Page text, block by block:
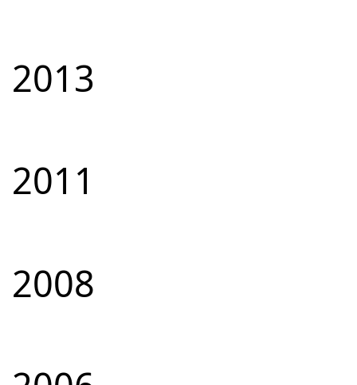
2013
2011
2008